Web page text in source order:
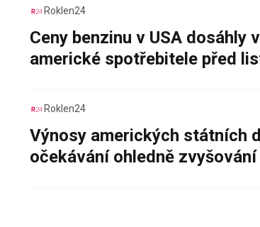
Roklen24
Ceny benzinu v USA
americké spotřebitele před
Roklen24
Výnosy amerických státních
očekávání ohledně zvyšování